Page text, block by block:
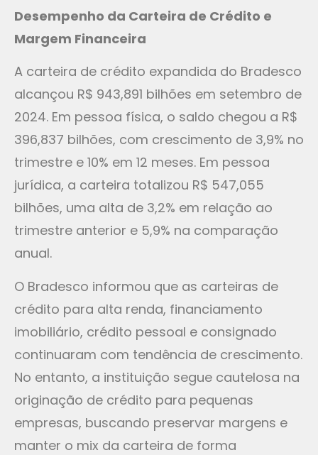
Desempenho da Carteira de Crédito e
Margem Financeira
A carteira de crédito expandida do Bradesco
alcançou R$ 943,891 bilhões em setembro de
2024. Em pessoa física, o saldo chegou a R$
396,837 bilhões, com crescimento de 3,9% no
trimestre e 10% em 12 meses. Em pessoa
jurídica, a carteira totalizou R$ 547,055
bilhões, uma alta de 3,2% em relação ao
trimestre anterior e 5,9% na comparação
anual.
O Bradesco informou que as carteiras de
crédito para alta renda, financiamento
imobiliário, crédito pessoal e consignado
continuaram com tendência de crescimento.
No entanto, a instituição segue cautelosa na
originação de crédito para pequenas
empresas, buscando preservar margens e
manter o mix da carteira de forma